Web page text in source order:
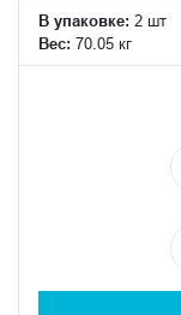
В упаковке: 2 шт
Вес: 70.05 кг